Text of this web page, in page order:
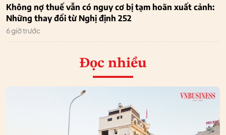
Không nợ thuế vẫn có nguy cơ bị tạm hoãn xuất cảnh:
Những thay đổi từ Nghị định 252
6 giờ trước
Đọc nhiều